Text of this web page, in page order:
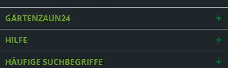
GARTENZAUN24
HILFE
HÄUFIGE SUCHBEGRIFFE